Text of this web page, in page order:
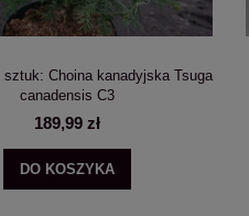
sztuk: Choina kanadyjska Tsuga
canadensis C3
189,99 zł
DO KOSZYKA